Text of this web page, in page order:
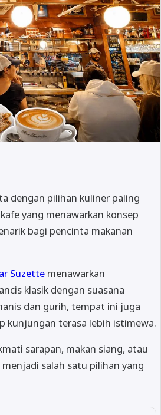
dengan pilihan kuliner paling
yang menawarkan konsep
bagi pencinta makanan
Suzette menawarkan
klasik dengan suasana
dan gurih, tempat ini juga
kunjungan terasa lebih istimewa.
sarapan, makan siang, atau
salah satu pilihan yang